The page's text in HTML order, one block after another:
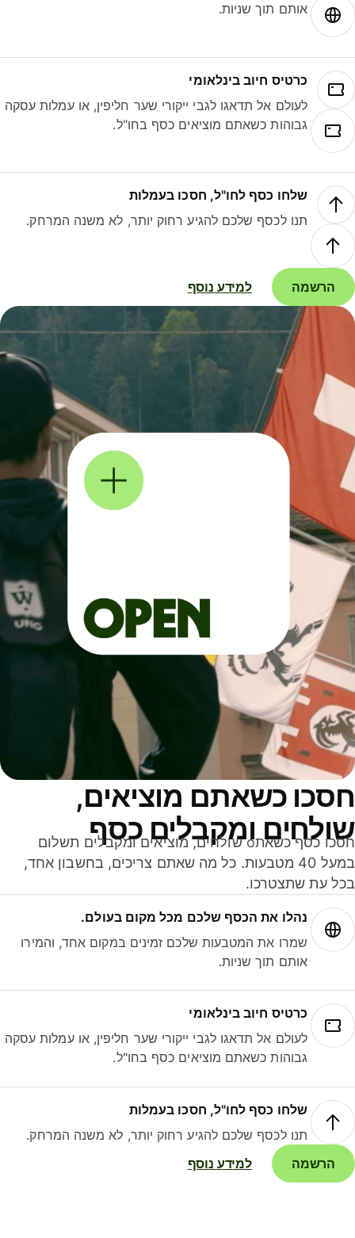
אותם תוך שניות.
כרטיס חיוב בינלאומי
לעולם אל תדאגו לגבי ייקורי שער חליפין, או עמלות עסקה
גבוהות כשאתם מוציאים כסף בחו"ל.
שלחו כסף לחו"ל, חסכו בעמלות
תנו לכסף שלכם להגיע רחוק יותר, לא משנה המרחק.
הרשמה למידע נוסף
כשאתם מוציאים,
ומקבלים כסף
חסכו כסף כשאתo שולחים, מוציאים ומקבלים תשלום
במעל 40 מטבעות. כל מה שאתם צריכים, בחשבון אחד,
עת שתצטרכו.
נהלו את הכסף שלכם מכל מקום בעולם.
שמרו את המטבעות שלכם זמינים במקום אחד, והמירו
אותם תוך שניות.
כרטיס חיוב בינלאומי
לעולם אל תדאגו לגבי ייקורי שער חליפין, או עמלות עסקה
גבוהות כשאתם מוציאים כסף בחו"ל.
שלחו כסף לחו"ל, חסכו בעמלות
תנו לכסף שלכם להגיע רחוק יותר, לא משנה המרחק.
הרשמה
למידע נוסף